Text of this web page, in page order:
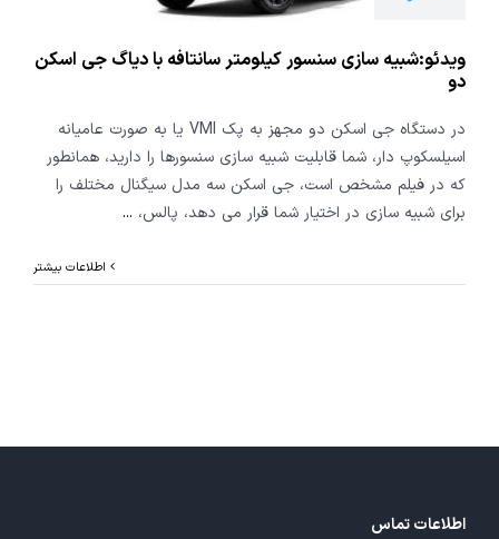
ویدئو:شبیه سازی سنسور کیلومتر سانتافه با دیاگ جی اسکن
دو
در دستگاه جی اسکن دو مجهز به پک VMI یا به صورت عامیانه
اسیلسکوپ دار، شما قابلیت شبیه سازی سنسورها را دارید، همانطور
که در فیلم مشخص است، جی اسکن سه مدل سیگنال مختلف را
برای شبیه سازی در اختیار شما قرار می دهد، پالس، ...
اطلاعات بیشتر
اطلاعات تماس